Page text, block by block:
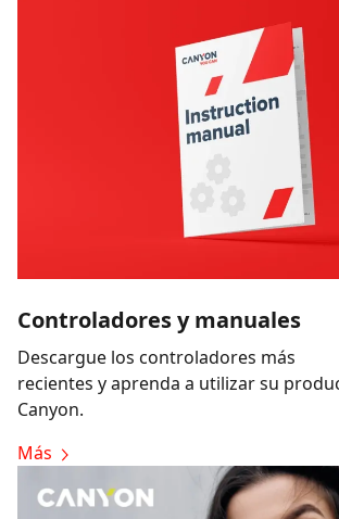
Controladores y manuales
Descargue los controladores más
recientes y aprenda a utilizar su
Canyon.
Más